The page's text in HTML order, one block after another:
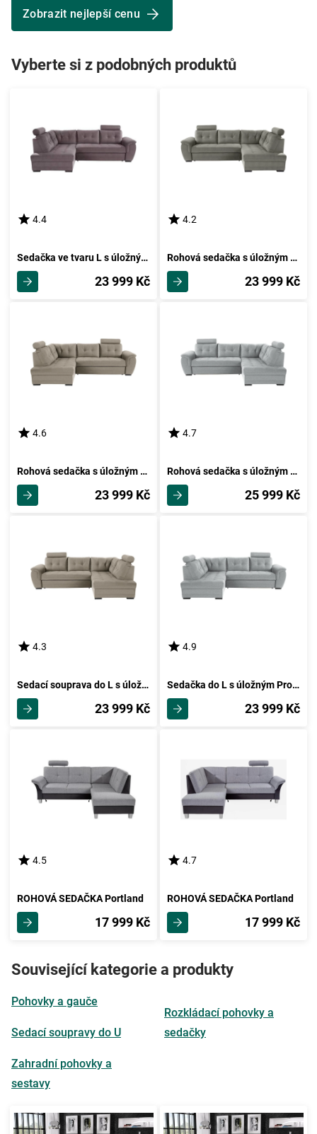
Zobrazit nejlepší cenu
Vyberte si z podobných produktů
4.4
Sedačka ve tvaru L s úložným Prostorem Falco, Tmavě Šedá
23 999 Kč
4.2
Rohová sedačka s úložným Prostorem Falco, Tmavě Šedá
23 999 Kč
4.6
Rohová sedačka s úložným Prostorem Falco, Světle Hnědá
23 999 Kč
4.7
Rohová sedačka s úložným Prostorem Falco, Světle Šedá
25 999 Kč
4.3
Sedací souprava do L s úložným Prostorem Falco, Světle Hnědá
23 999 Kč
4.9
Sedačka do L s úložným Prostorem Falco, Světle Šedá
23 999 Kč
4.5
ROHOVÁ SEDAČKA Portland
17 999 Kč
4.7
ROHOVÁ SEDAČKA Portland
17 999 Kč
Související kategorie a produkty
Pohovky a gauče
Sedací soupravy do U
Zahradní pohovky a
sestavy
Rozkládací pohovky a
sedačky